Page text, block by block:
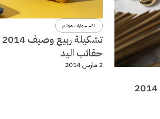
اكسسوارات هوانم
حقائب اليد
2 مارس 2014